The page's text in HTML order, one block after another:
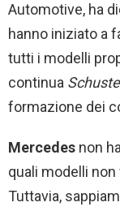
Automotive, ha
hanno iniziato a
tutti i modelli
continua
formazione dei
Mercedes non
quali modelli
Tuttavia,